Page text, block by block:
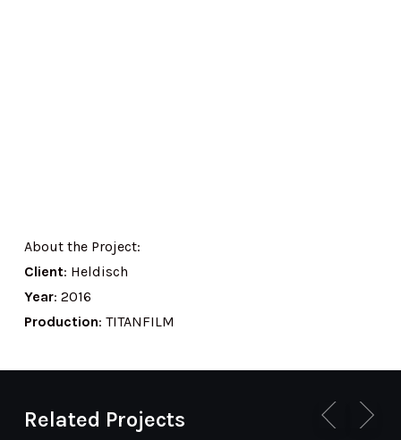
About the Project:
Client: Heldisch
Year: 2016
Production: TITANFILM
Related Projects